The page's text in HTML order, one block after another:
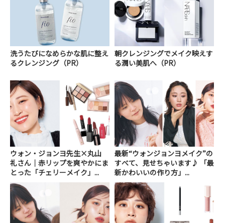
洗うたびになめらかな肌に整え
るクレンジング（PR）
朝クレンジングでメイク映えす
る潤い美肌へ（PR）
ウォン・ジョンヨ先生×丸山
礼さん｜赤リップを爽やかにま
とった「チェリーメイク」...
最新“ウォンジョンヨメイク”の
すべて、見せちゃいます♪ 「最
新かわいいの作り方」...